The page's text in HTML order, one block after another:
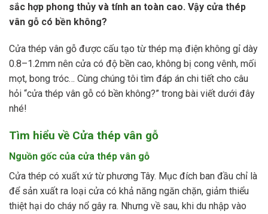
sắc hợp phong thủy và tính an toàn cao. Vậy cửa thép
vân gỗ có bền không?
Cửa thép vân gỗ được cấu tạo từ thép mạ điện không gỉ dày
0.8–1.2mm nên cửa có độ bền cao, không bị cong vênh, mối
mọt, bong tróc… Cùng chúng tôi tìm đáp án chi tiết cho câu
hỏi “cửa thép vân gỗ có bền không?” trong bài viết dưới đây
nhé!
Tìm hiểu về Cửa thép vân gỗ
Nguồn gốc của cửa thép vân gỗ
Cửa thép có xuất xứ từ phương Tây. Mục đích ban đầu chỉ là
để sản xuất ra loại cửa có khả năng ngăn chặn, giảm thiểu
thiệt hại do cháy nổ gây ra. Nhưng về sau, khi du nhập vào